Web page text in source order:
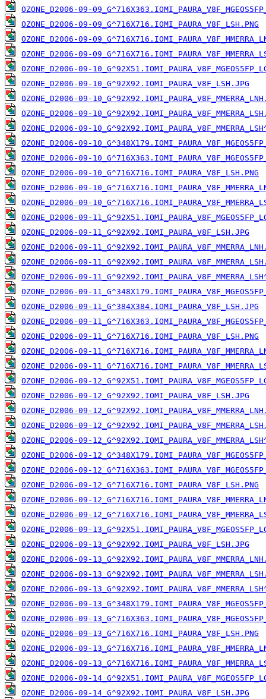
OZONE_D2006-09-
OZONE_D2006-09-09_G^716X716.IOMI_PAURA_V8F_LSH.PNG
OZONE_D2006-09-
OZONE_D2006-09-
OZONE_D2006-09-
OZONE_D2006-09-10_G^92X92.IOMI_PAURA_V8F_LSH.JPG
OZONE_D2006-09-
OZONE_D2006-09-
OZONE_D2006-09-
OZONE_D2006-09-
OZONE_D2006-09-
OZONE_D2006-09-10_G^716X716.IOMI_PAURA_V8F_LSH.PNG
OZONE_D2006-09-
OZONE_D2006-09-
OZONE_D2006-09-
OZONE_D2006-09-11_G^92X92.IOMI_PAURA_V8F_LSH.JPG
OZONE_D2006-09-
OZONE_D2006-09-
OZONE_D2006-09-
OZONE_D2006-09-
OZONE_D2006-09-11_G^384X384.IOMI_PAURA_V8F_LSH.JPG
OZONE_D2006-09-
OZONE_D2006-09-11_G^716X716.IOMI_PAURA_V8F_LSH.PNG
OZONE_D2006-09-
OZONE_D2006-09-
OZONE_D2006-09-
OZONE_D2006-09-12_G^92X92.IOMI_PAURA_V8F_LSH.JPG
OZONE_D2006-09-
OZONE_D2006-09-
OZONE_D2006-09-
OZONE_D2006-09-
OZONE_D2006-09-
OZONE_D2006-09-12_G^716X716.IOMI_PAURA_V8F_LSH.PNG
OZONE_D2006-09-
OZONE_D2006-09-
OZONE_D2006-09-
OZONE_D2006-09-13_G^92X92.IOMI_PAURA_V8F_LSH.JPG
OZONE_D2006-09-
OZONE_D2006-09-
OZONE_D2006-09-
OZONE_D2006-09-
OZONE_D2006-09-
OZONE_D2006-09-13_G^716X716.IOMI_PAURA_V8F_LSH.PNG
OZONE_D2006-09-
OZONE_D2006-09-
OZONE_D2006-09-
OZONE_D2006-09-14_G^92X92.IOMI_PAURA_V8F_LSH.JPG